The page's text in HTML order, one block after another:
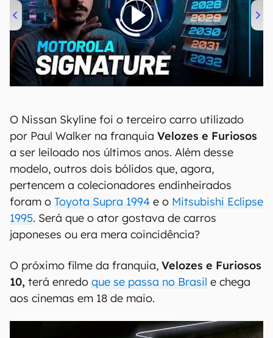
00:00/20:46
O Nissan Skyline foi o terceiro carro utilizado
por Paul Walker na franquia Velozes e Furiosos
a ser leiloado nos últimos anos. Além desse
modelo, outros dois bólidos que, agora,
pertencem a colecionadores endinheirados
foram o Toyota Supra 1994 e o Mitsubishi Eclipse
1995. Será que o ator gostava de carros
japoneses ou era mera coincidência?
O próximo filme da franquia, Velozes e Furiosos
10, terá enredo que se passa no Brasil e chega
aos cinemas em 18 de maio.